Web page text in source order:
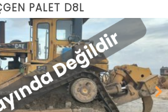
PALET D8L